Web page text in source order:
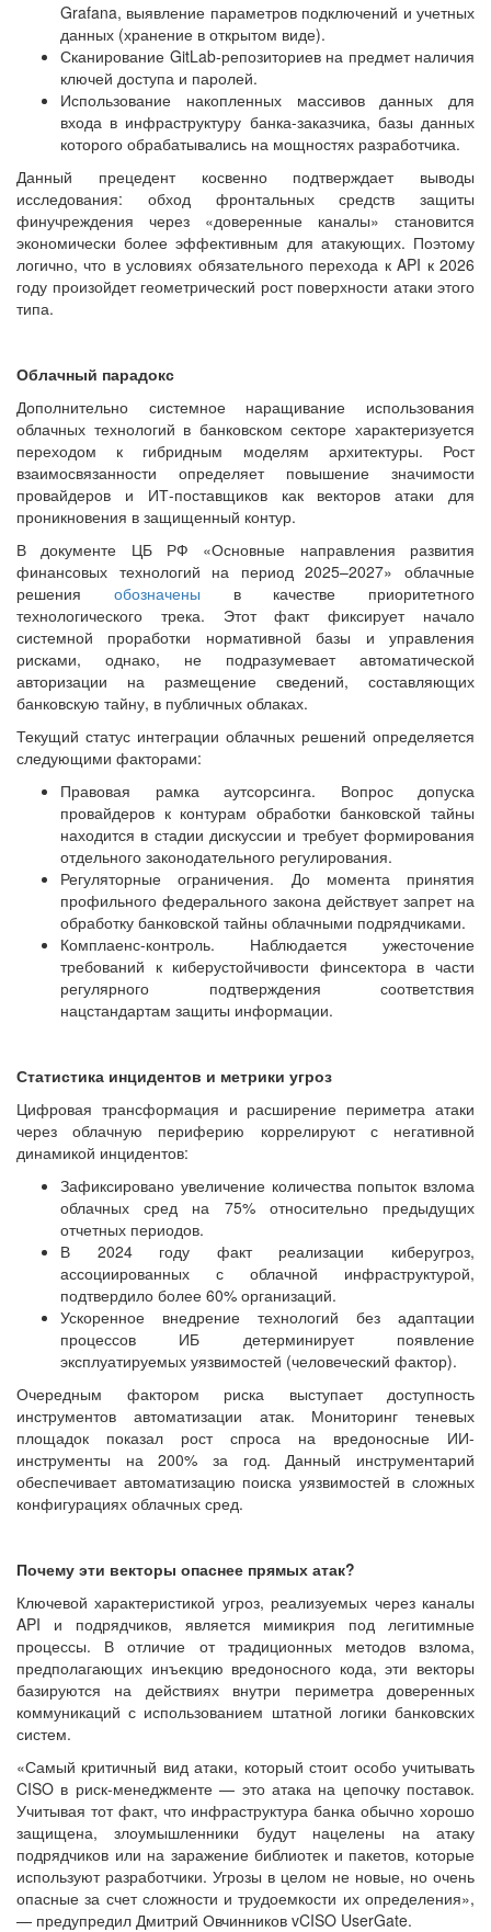
Grafana, выявление параметров подключений и учетных
данных (хранение в открытом виде).
Сканирование GitLab-репозиториев на предмет наличия
ключей доступа и паролей.
Использование накопленных массивов данных для
входа в инфраструктуру банка-заказчика, базы данных
которого обрабатывались на мощностях разработчика.
Данный прецедент косвенно подтверждает выводы
исследования: обход фронтальных средств защиты
финучреждения через «доверенные каналы» становится
экономически более эффективным для атакующих. Поэтому
логично, что в условиях обязательного перехода к API к 2026
году произойдет геометрический рост поверхности атаки этого
типа.
Облачный парадокс
Дополнительно системное наращивание использования
облачных технологий в банковском секторе характеризуется
переходом к гибридным моделям архитектуры. Рост
взаимосвязанности определяет повышение значимости
провайдеров и ИТ-поставщиков как векторов атаки для
проникновения в защищенный контур.
В документе ЦБ РФ «Основные направления развития
финансовых технологий на период 2025–2027» облачные
решения обозначены в качестве приоритетного
технологического трека. Этот факт фиксирует начало
системной проработки нормативной базы и управления
рисками, однако, не подразумевает автоматической
авторизации на размещение сведений, составляющих
банковскую тайну, в публичных облаках.
Текущий статус интеграции облачных решений определяется
следующими факторами:
Правовая рамка аутсорсинга. Вопрос допуска
провайдеров к контурам обработки банковской тайны
находится в стадии дискуссии и требует формирования
отдельного законодательного регулирования.
Регуляторные ограничения. До момента принятия
профильного федерального закона действует запрет на
обработку банковской тайны облачными подрядчиками.
Комплаенс-контроль. Наблюдается ужесточение
требований к киберустойчивости финсектора в части
регулярного подтверждения соответствия
нацстандартам защиты информации.
Статистика инцидентов и метрики угроз
Цифровая трансформация и расширение периметра атаки
через облачную периферию коррелируют с негативной
динамикой инцидентов:
Зафиксировано увеличение количества попыток взлома
облачных сред на 75% относительно предыдущих
отчетных периодов.
В 2024 году факт реализации киберугроз,
ассоциированных с облачной инфраструктурой,
подтвердило более 60% организаций.
Ускоренное внедрение технологий без адаптации
процессов ИБ детерминирует появление
эксплуатируемых уязвимостей (человеческий фактор).
Очередным фактором риска выступает доступность
инструментов автоматизации атак. Мониторинг теневых
площадок показал рост спроса на вредоносные ИИ-
инструменты на 200% за год. Данный инструментарий
обеспечивает автоматизацию поиска уязвимостей в сложных
конфигурациях облачных сред.
Почему эти векторы опаснее прямых атак?
Ключевой характеристикой угроз, реализуемых через каналы
API и подрядчиков, является мимикрия под легитимные
процессы. В отличие от традиционных методов взлома,
предполагающих инъекцию вредоносного кода, эти векторы
базируются на действиях внутри периметра доверенных
коммуникаций с использованием штатной логики банковских
систем.
«Самый критичный вид атаки, который стоит особо учитывать
CISO в риск-менеджменте — это атака на цепочку поставок.
Учитывая тот факт, что инфраструктура банка обычно хорошо
защищена, злоумышленники будут нацелены на атаку
подрядчиков или на заражение библиотек и пакетов, которые
используют разработчики. Угрозы в целом не новые, но очень
опасные за счет сложности и трудоемкости их определения»,
— предупредил Дмитрий Овчинников vCISO UserGate.